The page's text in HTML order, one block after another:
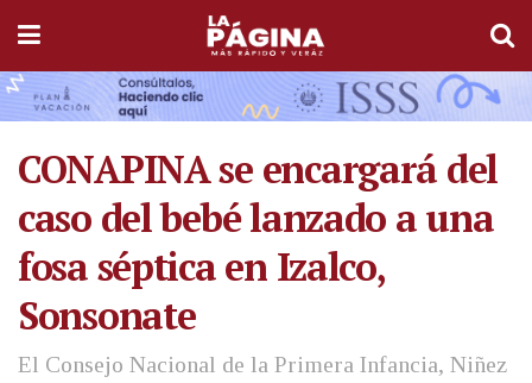
CONAPINA se encargará del
caso del bebé lanzado a una
fosa séptica en Izalco,
Sonsonate
El Consejo Nacional de la Primera Infancia, Niñez